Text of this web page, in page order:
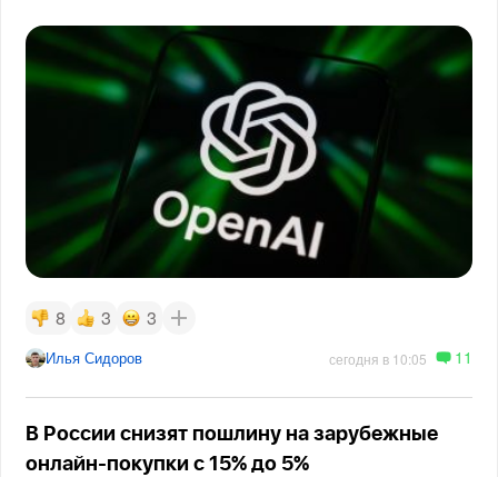
8 3 3
Илья Сидоров сегодня в 10:05 11
В России снизят пошлину на зарубежные
онлайн-покупки с 15% до 5%